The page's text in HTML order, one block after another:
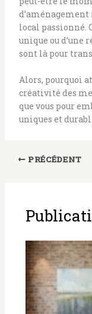
local passionné.
unique ou d’une
sont là pour
Alors, pourquoi
créativité des
que vous pour
uniques et
PRÉCÉDENT